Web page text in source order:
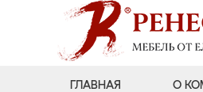
ГЛАВНАЯ О